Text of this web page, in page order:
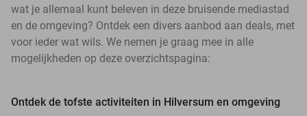
wat je allemaal kunt beleven in deze bruisende mediastad
en de omgeving? Ontdek een divers aanbod aan deals, met
voor ieder wat wils. We nemen je graag mee in alle
mogelijkheden op deze overzichtspagina:
Ontdek de tofste activiteiten in Hilversum en omgeving